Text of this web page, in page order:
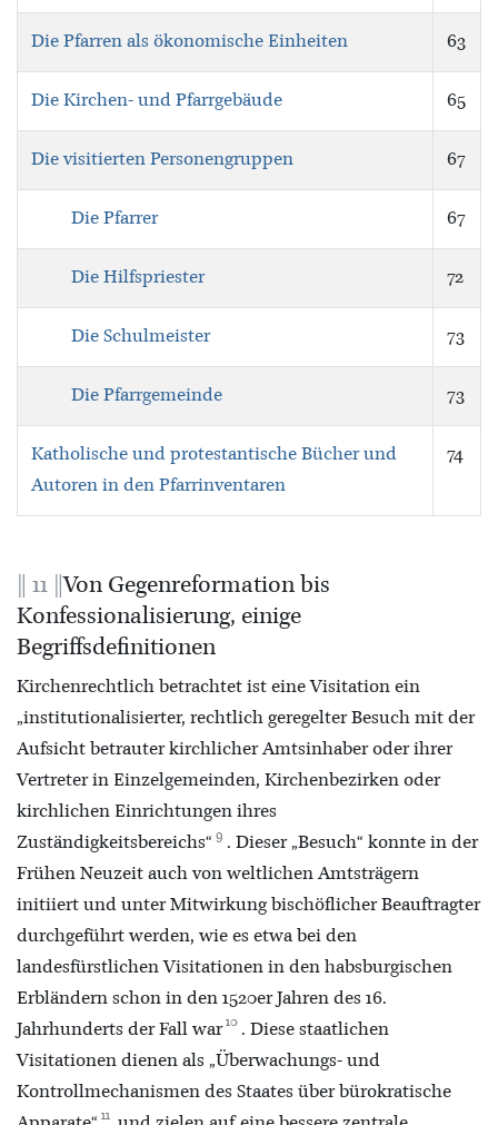
Die Pfarren als ökonomische Einheiten 63
Die Kirchen- und Pfarrgebäude 65
Die visitierten Personengruppen 67
Die Pfarrer 67
Die Hilfspriester 72
Die Schulmeister 73
Die Pfarrgemeinde 73
Katholische und protestantische Bücher und
Autoren in den Pfarrinventaren
74
11 Von Gegenreformation bis
Konfessionalisierung, einige
Begriffsdefinitionen
Kirchenrechtlich betrachtet ist eine Visitation ein
„institutionalisierter, rechtlich geregelter Besuch mit der
Aufsicht betrauter kirchlicher Amtsinhaber oder ihrer
Vertreter in Einzelgemeinden, Kirchenbezirken oder
kirchlichen Einrichtungen ihres
Zuständigkeitsbereichs“ 9 . Dieser „Besuch“ konnte in der
Frühen Neuzeit auch von weltlichen Amtsträgern
initiiert und unter Mitwirkung bischöflicher Beauftragter
durchgeführt werden, wie es etwa bei den
landesfürstlichen Visitationen in den habsburgischen
Erbländern schon in den 1520er Jahren des 16.
Jahrhunderts der Fall war 10 . Diese staatlichen
Visitationen dienen als „Überwachungs- und
Kontrollmechanismen des Staates über bürokratische
11